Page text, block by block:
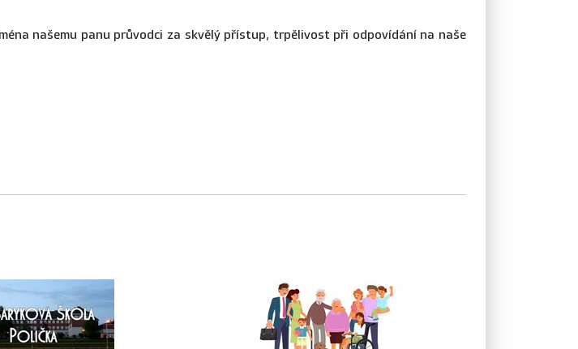
našemu panu průvodci za skvělý přístup, trpělivost při odpovídání na naše